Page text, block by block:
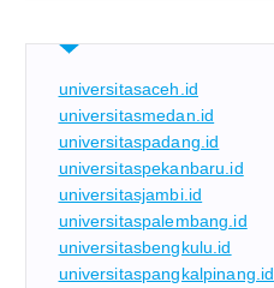
universitasaceh.id
universitasmedan.id
universitaspadang.id
universitaspekanbaru.id
universitasjambi.id
universitaspalembang.id
universitasbengkulu.id
universitaspangkalpinang.id